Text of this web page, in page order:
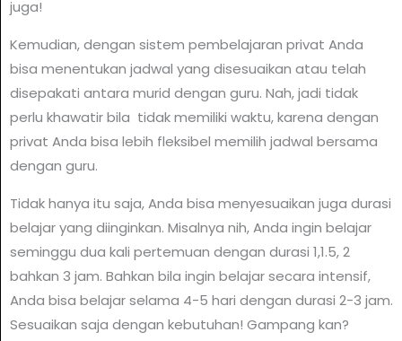
juga!
Kemudian, dengan sistem pembelajaran privat Anda
bisa menentukan jadwal yang disesuaikan atau telah
disepakati antara murid dengan guru. Nah, jadi tidak
perlu khawatir bila tidak memiliki waktu, karena dengan
privat Anda bisa lebih fleksibel memilih jadwal bersama
dengan guru.
Tidak hanya itu saja, Anda bisa menyesuaikan juga durasi
belajar yang diinginkan. Misalnya nih, Anda ingin belajar
seminggu dua kali pertemuan dengan durasi 1,1.5, 2
bahkan 3 jam. Bahkan bila ingin belajar secara intensif,
Anda bisa belajar selama 4-5 hari dengan durasi 2-3 jam.
Sesuaikan saja dengan kebutuhan! Gampang kan?